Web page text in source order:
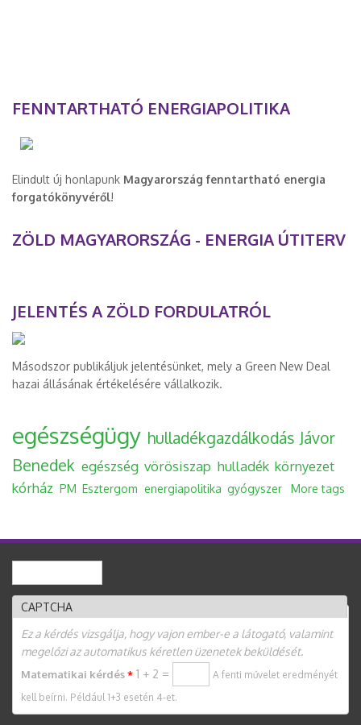
FENNTARTHATÓ ENERGIAPOLITIKA
Elindult új honlapunk Magyarország fenntartható energia
forgatókönyvéről!
ZÖLD MAGYARORSZÁG - ENERGIA ÚTITERV
JELENTÉS A ZÖLD FORDULATRÓL
Másodszor publikáljuk jelentésünket, mely a Green New Deal
hazai állásának értékelésére vállalkozik.
egészségügy hulladékgazdálkodás Jávor
Benedek egészség vörösiszap hulladék környezet
kórház PM Esztergom energiapolitika gyógyszer More tags
CAPTCHA
Ez a kérdés vizsgálja, hogy vajon ember-e a látogató, valamint
megelőzi az automatikus kéretlen üzenetek beküldését.
Matematikai kérdés* 1 + 2 =
A fenti művelet eredményét
kell beírni. Például 1+3 esetén 4-et.